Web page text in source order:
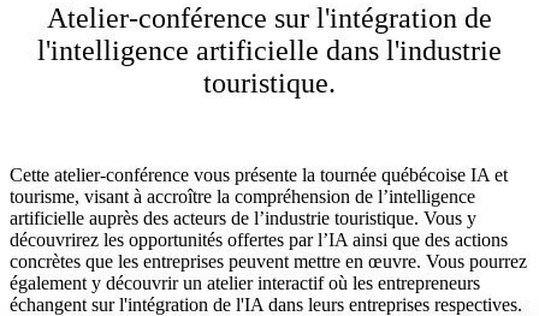
Atelier-conférence sur l'intégration de
l'intelligence artificielle dans l'industrie
touristique.
Cette atelier-conférence vous présente la tournée québécoise IA et
tourisme, visant à accroître la compréhension de l’intelligence
artificielle auprès des acteurs de l’industrie touristique. Vous y
découvrirez les opportunités offertes par l’IA ainsi que des actions
concrètes que les entreprises peuvent mettre en œuvre. Vous pourrez
également y découvrir un atelier interactif où les entrepreneurs
échangent sur l'intégration de l'IA dans leurs entreprises respectives.